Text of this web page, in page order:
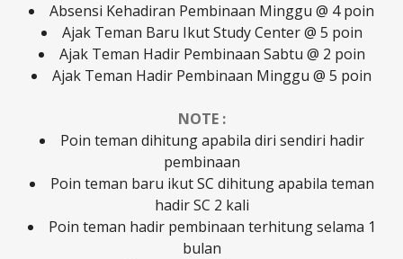
Absensi Kehadiran Pembinaan Minggu @ 4 poin
Ajak Teman Baru Ikut Study Center @ 5 poin
Ajak Teman Hadir Pembinaan Sabtu @ 2 poin
Ajak Teman Hadir Pembinaan Minggu @ 5 poin
NOTE :
Poin teman dihitung apabila diri sendiri hadir
pembinaan
Poin teman baru ikut SC dihitung apabila teman
hadir SC 2 kali
Poin teman hadir pembinaan terhitung selama 1
bulan